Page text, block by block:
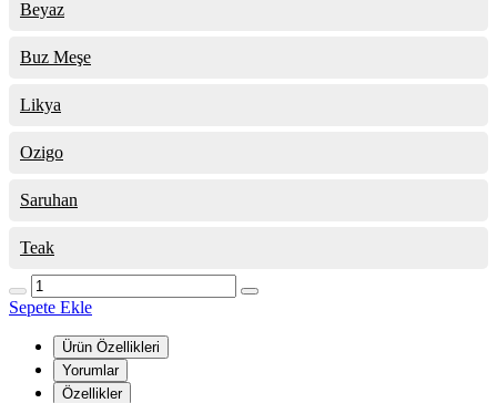
Beyaz
Buz Meşe
Likya
Ozigo
Saruhan
Teak
Sepete Ekle
Ürün Özellikleri
Yorumlar
Özellikler